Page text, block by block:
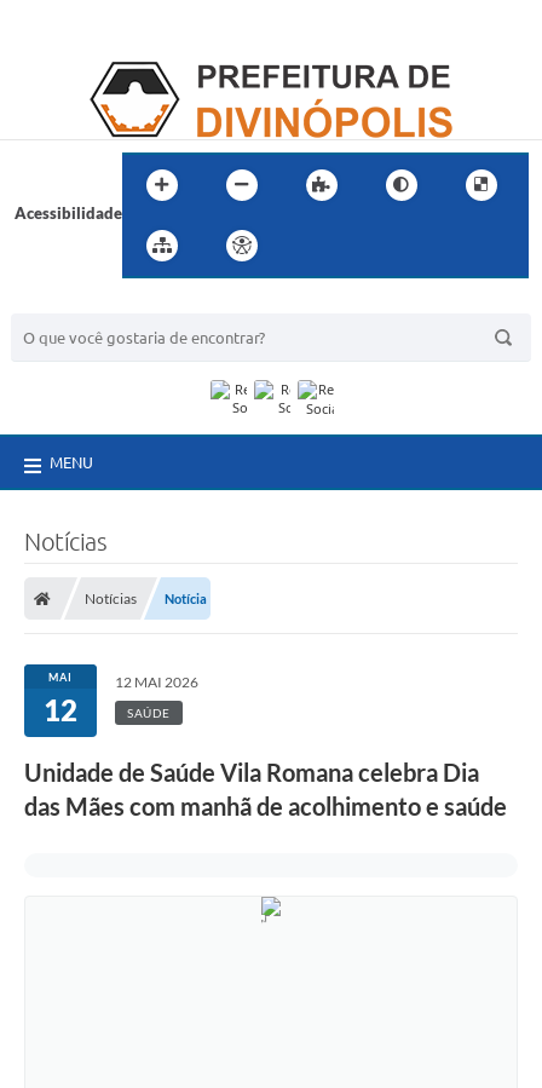
Acessibilidade
MENU
Notícias
Notícias Notícia
MAI
12
12 MAI 2026
SAÚDE
Unidade de Saúde Vila Romana celebra Dia
das Mães com manhã de acolhimento e saúde